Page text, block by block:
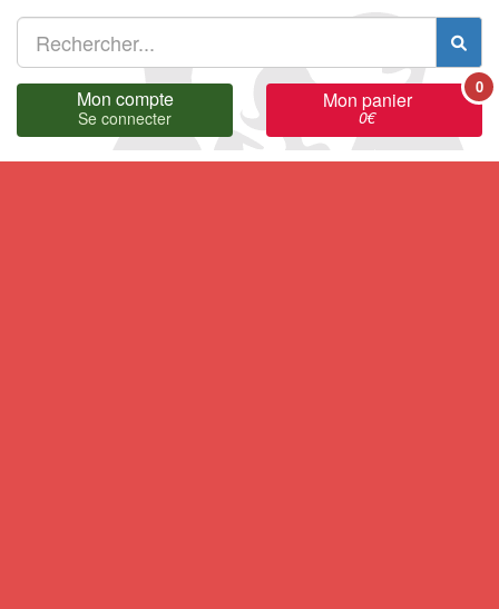
Mon compte
Se connecter
Mon panier
0€
0